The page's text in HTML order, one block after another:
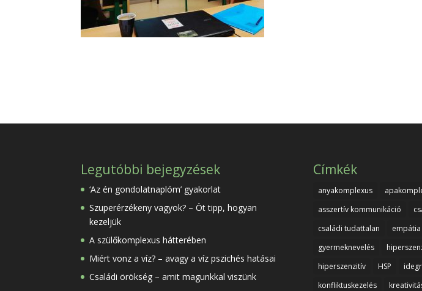
Legutóbbi bejegyzések
‘Az én gondolatnaplóm’ gyakorlat
Szuperérzékeny vagyok? – Öt tipp, hogyan
kezeljük
A szülőkomplexus hátterében
Miért vonz a víz? – avagy a víz pszichés hatásai
Családi örökség – amit magunkkal viszünk
Címkék
anyakomplexus
asszertív kommunikáció
családi tudattalan
empátia
gyermeknevelés
hiperszenzitív
HSP
konfliktuskezelés